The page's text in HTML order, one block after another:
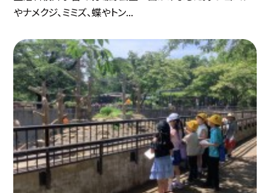
やナメクジ、ミミズ、蝶やトン...